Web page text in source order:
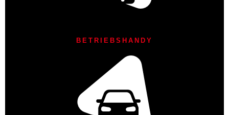
BETRIEBSHANDY